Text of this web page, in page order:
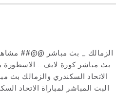
بث مباشر كورة لايف .. الاسطورة
الاتحاد السكندري والزمالك بث
البث المباشر لمباراة الاتحاد